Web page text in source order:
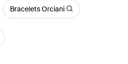
Bracelets Orciani